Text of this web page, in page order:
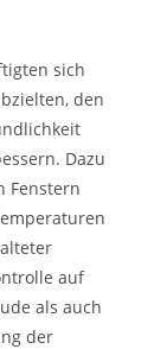
sich
den
Dazu
Fenstern
auf
als auch
der